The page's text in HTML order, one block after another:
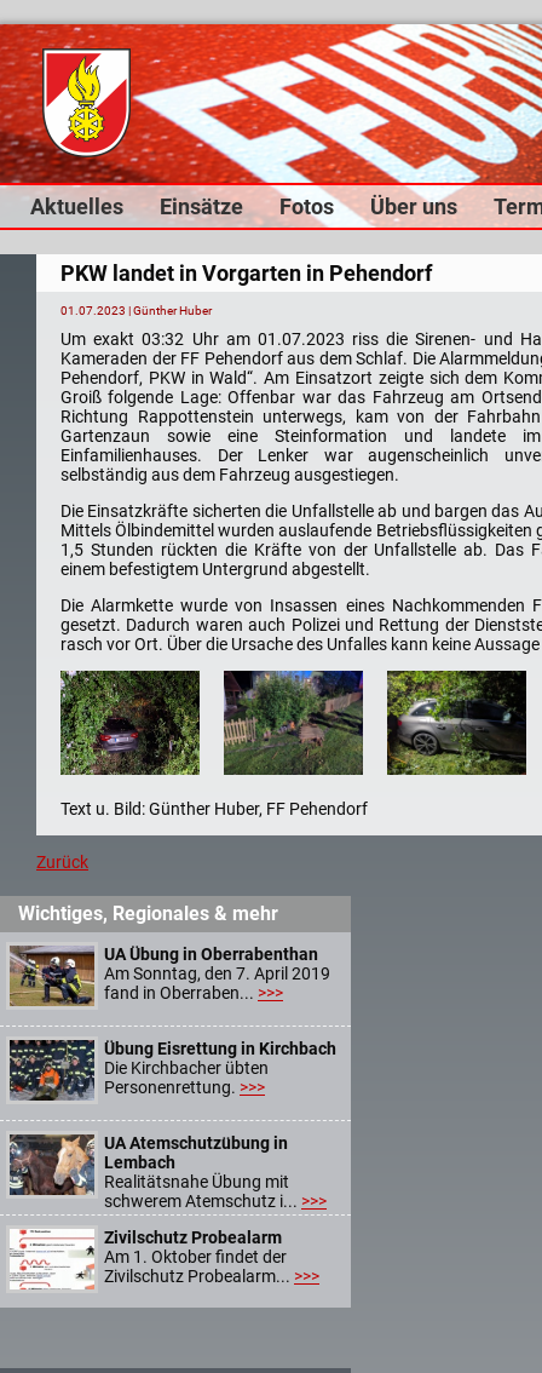
Navigation
überspringen
Aktuelles Einsätze Fotos Über uns
PKW landet in Vorgarten in Pehendorf
01.07.2023 | Günther Huber
Um exakt 03:32 Uhr am 01.07.2023 riss die Sirenen- und
Kameraden der FF Pehendorf aus dem Schlaf. Die
Pehendorf, PKW in Wald“. Am Einsatzort zeigte sich dem
Groiß folgende Lage: Offenbar war das Fahrzeug am
Richtung Rappottenstein unterwegs, kam von der
Gartenzaun sowie eine Steinformation und landete
Einfamilienhauses. Der Lenker war augenscheinlich
selbständig aus dem Fahrzeug ausgestiegen.
Die Einsatzkräfte sicherten die Unfallstelle ab und bargen das
Mittels Ölbindemittel wurden auslaufende Betriebsflüssigkeiten
1,5 Stunden rückten die Kräfte von der Unfallstelle ab. Das
einem befestigtem Untergrund abgestellt.
Die Alarmkette wurde von Insassen eines Nachkommenden
gesetzt. Dadurch waren auch Polizei und Rettung der
rasch vor Ort. Über die Ursache des Unfalles kann keine
Text u. Bild: Günther Huber, FF Pehendorf
Zurück
Abschnittsfeuerwehrtag 2023
Wichtiges, Regionales & mehr
UA Übung in Oberrabenthan
Am Sonntag, den 7. April 2019
fand in Oberraben... >>>
Übung Eisrettung in Kirchbach
Die Kirchbacher übten
Personenrettung. >>>
UA Atemschutzübung in
Lembach
Realitätsnahe Übung mit
schwerem Atemschutz i... >>>
Zivilschutz Probealarm
Am 1. Oktober findet der
Zivilschutz Probealarm... >>>